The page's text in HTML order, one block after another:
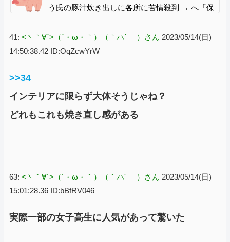
う氏の豚汁炊き出しに各所に苦情殺到 → へ「保
41: <丶｀∀´>（´・ω・｀）（｀ハ´ ）さん 2023/05/14(日)
14:50:38.42 ID:OqZcwYrW
>>34
インテリアに限らず大体そうじゃね？
どれもこれも焼き直し感がある
63: <丶｀∀´>（´・ω・｀）（｀ハ´ ）さん 2023/05/14(日)
15:01:28.36 ID:bBfRV046
実際一部の女子高生に人気があって驚いた